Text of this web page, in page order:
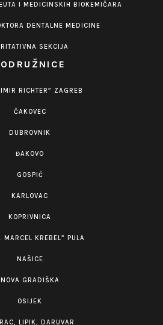
I MEDICINSKIH BIOKEMIČARA
DENTALNE MEDICINE
SEKCIJA
RICHTER” ZAGREB
ČAKOVEC
DUBROVNIK
ĐAKOVO
GOSPIĆ
KARLOVAC
KOPRIVNICA
MARCEL KREBEL” PULA
NAŠICE
NOVA GRADIŠKA
OSIJEK
LIPIK, DARUVAR